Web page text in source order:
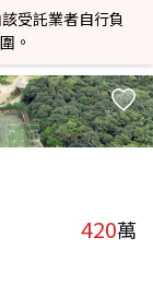
受託業者自行負
。
420萬